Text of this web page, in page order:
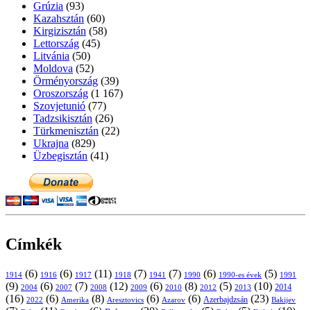
Grúzia (93)
Kazahsztán (60)
Kirgizisztán (58)
Lettország (45)
Litvánia (50)
Moldova (52)
Örményország (39)
Oroszország (1 167)
Szovjetunió (77)
Tadzsikisztán (26)
Türkmenisztán (22)
Ukrajna (829)
Üzbegisztán (41)
Címkék
1914 (6) 1916 (6) 1917 (11) 1918 (7) 1941 (7) 1990 (6) 1990-es évek (5) 1991
(9) 2004 (6) 2007 (7) 2008 (12) 2009 (6) 2010 (8) 2012 (5) 2013 (10) 2014
(16) 2022 (6) Amerika (8) Aresztovics (6) Azarov (6) Azerbajdzsán (23) Bakijev